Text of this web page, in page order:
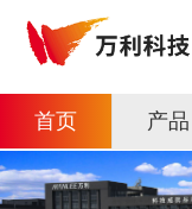
首页 产品